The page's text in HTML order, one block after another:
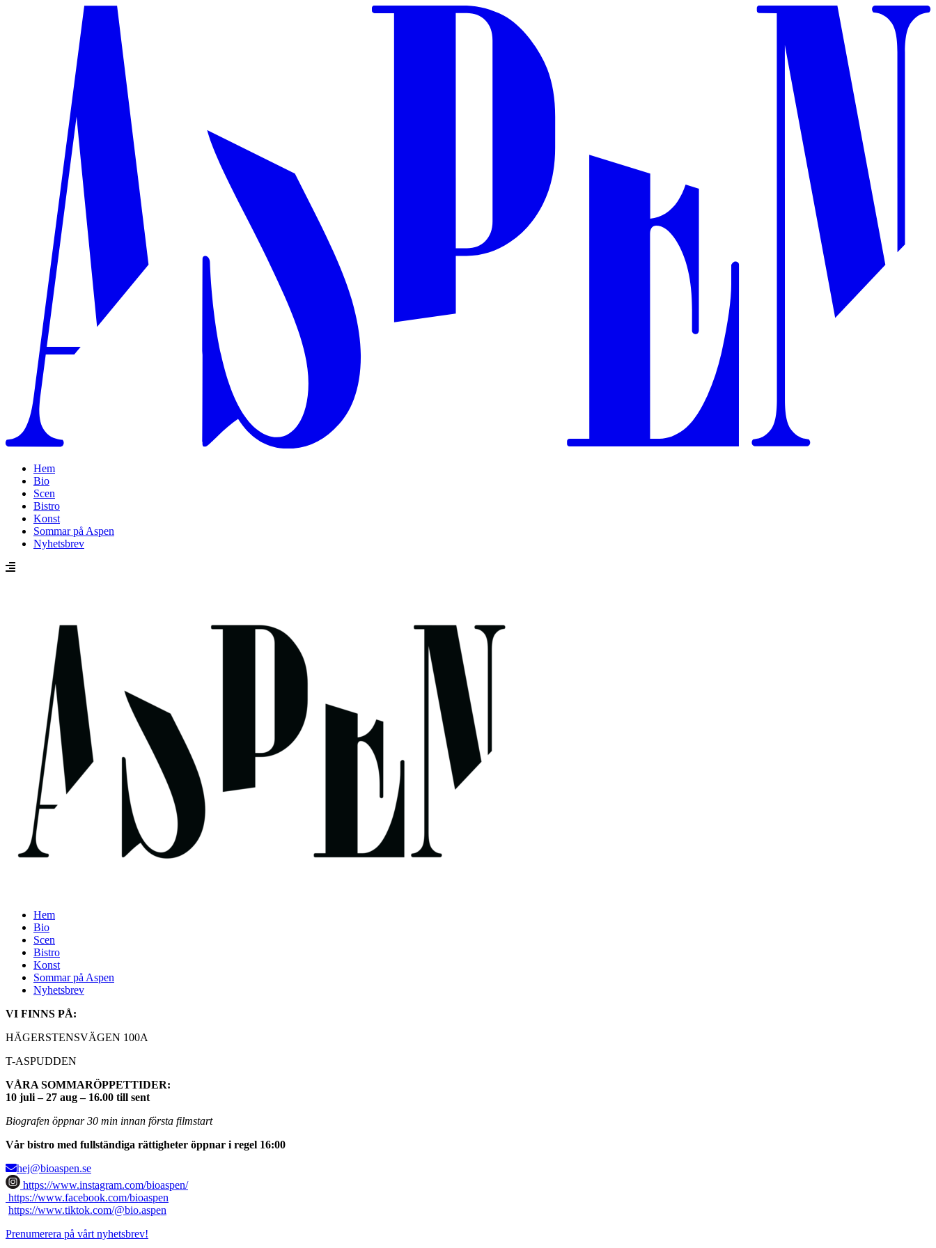
Hem
Bio
Scen
Bistro
Konst
Sommar på Aspen
Nyhetsbrev
Hem
Bio
Scen
Bistro
Konst
Sommar på Aspen
Nyhetsbrev
VI FINNS PÅ:
HÄGERSTENSVÄGEN 100A
T-ASPUDDEN
VÅRA SOMMARÖPPETTIDER:
10 juli – 27 aug – 16.00 till sent
Biografen öppnar 30 min innan första filmstart
Vår bistro med fullständiga rättigheter öppnar i regel 16:00
hej@bioaspen.se
https://www.instagram.com/bioaspen/
https://www.facebook.com/bioaspen
https://www.tiktok.com/@bio.aspen
Prenumerera på vårt nyhetsbrev!